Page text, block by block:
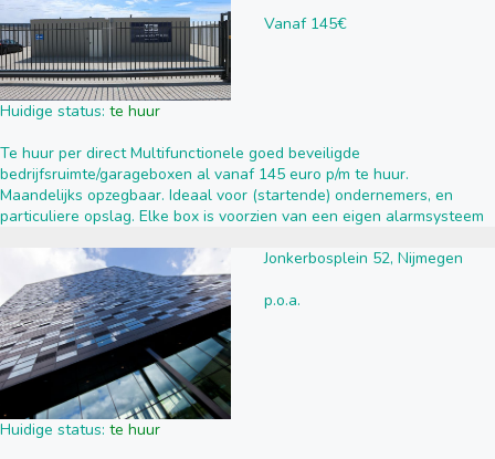
Vanaf 145€
Huidige status: te huur
Te huur per direct Multifunctionele goed beveiligde
bedrijfsruimte/garageboxen al vanaf 145 euro p/m te huur.
Maandelijks opzegbaar. Ideaal voor (startende) ondernemers, en
particuliere opslag. Elke box is voorzien van een eigen alarmsysteem
Jonkerbosplein 52, Nijmegen
p.o.a.
Huidige status: te huur